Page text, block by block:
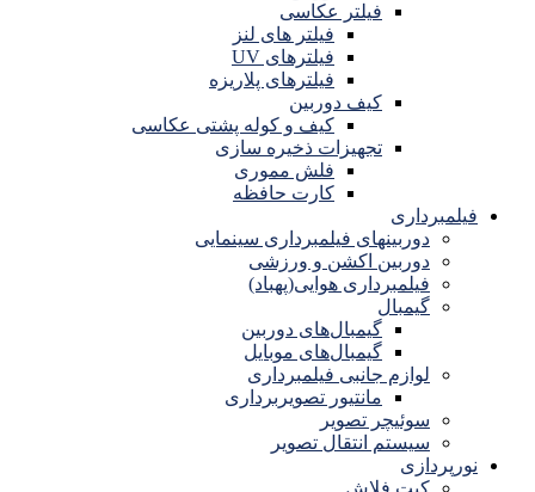
فیلتر عکاسی
فیلتر های لنز
فیلترهای UV
فیلترهای پلاریزه
کیف دوربین
کیف و کوله پشتی عکاسی
تجهیزات ذخیره سازی
فلش مموری
کارت حافظه
فیلمبرداری
دوربینهای فیلمبرداری سینمایی
دوربین اکشن و ورزشی
فیلمبرداری هوایی(پهباد)
گیمبال
گیمبال‌های دوربین
گیمبال‌های موبایل
لوازم جانبی فیلمبرداری
مانتیور تصویربرداری
سوئیچر تصویر
سیستم انتقال تصویر
نورپردازی
کیت فلاش